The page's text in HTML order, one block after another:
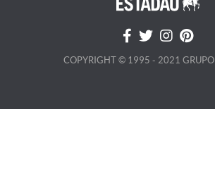
COPYRIGHT © 1995 - 2021 GRUPO